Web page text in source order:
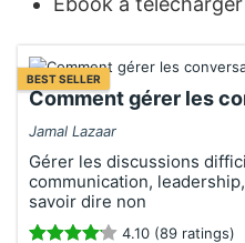
BEST SELLER
Comment gérer les
Jamal Lazaar
Gérer les discussions
communication,
savoir dire non
4.10 (89 ratings)